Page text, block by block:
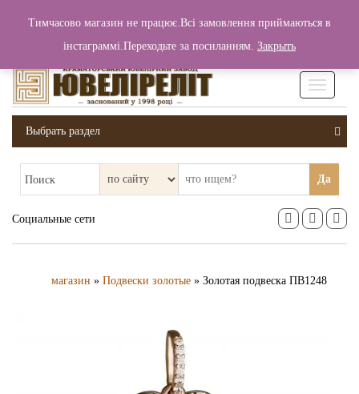
Вход / Регистрация 0 грн.
Выбрать раздел
Поиск Да
Социальные сети
магазин » Подвески золотые » Золотая подвеска ПВ1248
Тимчасово магазин не працює.Всі замовлення приймаються в
інстаграммі.Переходьте за посиланням. Закрыть